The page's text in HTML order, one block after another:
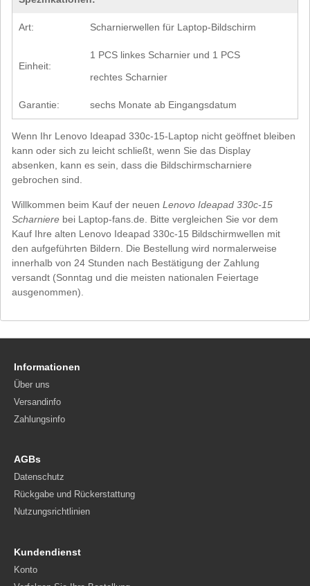
Art: Scharnierwellen für Laptop-Bildschirm
Einheit:
1 PCS linkes Scharnier und 1 PCS
rechtes Scharnier
Garantie: sechs Monate ab Eingangsdatum
Wenn Ihr Lenovo Ideapad 330c-15-Laptop nicht geöffnet bleiben
kann oder sich zu leicht schließt, wenn Sie das Display
absenken, kann es sein, dass die Bildschirmscharniere
gebrochen sind.
Willkommen beim Kauf der neuen Lenovo Ideapad 330c-15
Scharniere bei Laptop-fans.de. Bitte vergleichen Sie vor dem
Kauf Ihre alten Lenovo Ideapad 330c-15 Bildschirmwellen mit
den aufgeführten Bildern. Die Bestellung wird normalerweise
innerhalb von 24 Stunden nach Bestätigung der Zahlung
versandt (Sonntag und die meisten nationalen Feiertage
ausgenommen).
Informationen
Über uns
Versandinfo
Zahlungsinfo
AGBs
Datenschutz
Rückgabe und Rückerstattung
Nutzungsrichtlinien
Kundendienst
Konto